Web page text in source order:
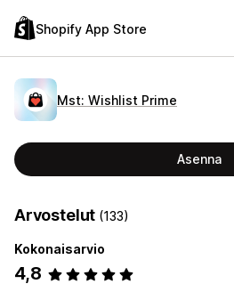
Shopify App Store
Mst: Wishlist Prime
Asenna
Arvostelut (133)
Kokonaisarvio
4,8